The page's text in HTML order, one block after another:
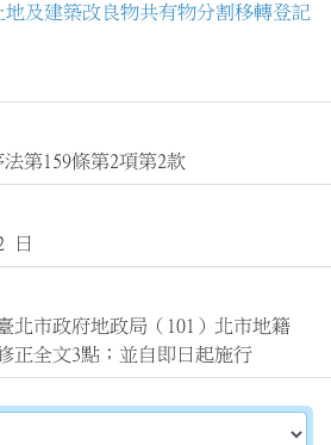
及建築改良物共有物分割移轉登記
第159條第2項第2款
日
北市政府地政局（101）北市地籍
正全文3點；並自即日起施行